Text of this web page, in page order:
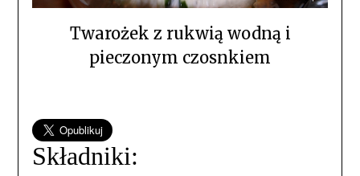
Twarożek z rukwią wodną i
pieczonym czosnkiem
Składniki: